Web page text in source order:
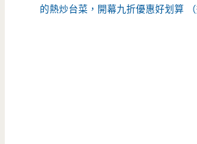
的熱炒台菜，開幕九折優惠好划算 （